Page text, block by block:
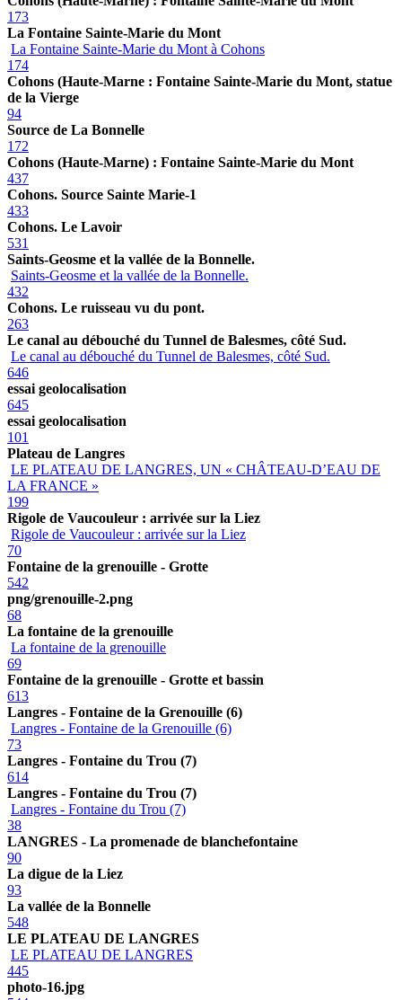
173
La Fontaine Sainte-Marie du Mont
La Fontaine Sainte-Marie du Mont à Cohons
174
Cohons (Haute-Marne : Fontaine Sainte-Marie du Mont, statue
de la Vierge
94
Source de La Bonnelle
172
Cohons (Haute-Marne) : Fontaine Sainte-Marie du Mont
437
Cohons. Source Sainte Marie-1
433
Cohons. Le Lavoir
531
Saints-Geosme et la vallée de la Bonnelle.
Saints-Geosme et la vallée de la Bonnelle.
432
Cohons. Le ruisseau vu du pont.
263
Le canal au débouché du Tunnel de Balesmes, côté Sud.
Le canal au débouché du Tunnel de Balesmes, côté Sud.
646
essai geolocalisation
645
essai geolocalisation
101
Plateau de Langres
LE PLATEAU DE LANGRES, UN « CHÂTEAU-D’EAU DE
LA FRANCE »
199
Rigole de Vaucouleur : arrivée sur la Liez
Rigole de Vaucouleur : arrivée sur la Liez
70
Fontaine de la grenouille - Grotte
542
png/grenouille-2.png
68
La fontaine de la grenouille
La fontaine de la grenouille
69
Fontaine de la grenouille - Grotte et bassin
613
Langres - Fontaine de la Grenouille (6)
Langres - Fontaine de la Grenouille (6)
73
Langres - Fontaine du Trou (7)
614
Langres - Fontaine du Trou (7)
Langres - Fontaine du Trou (7)
38
LANGRES - La promenade de blanchefontaine
90
La digue de la Liez
93
La vallée de la Bonnelle
548
LE PLATEAU DE LANGRES
LE PLATEAU DE LANGRES
445
photo-16.jpg